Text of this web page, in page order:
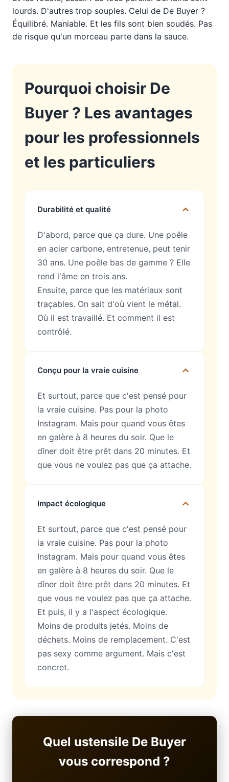
lourds. D'autres trop souples. Celui de De Buyer ?
Équilibré. Maniable. Et les fils sont bien soudés. Pas
de risque qu'un morceau parte dans la sauce.
Pourquoi choisir De
Buyer ? Les avantages
pour les professionnels
et les particuliers
Durabilité et qualité
D'abord, parce que ça dure. Une poêle
en acier carbone, entretenue, peut tenir
30 ans. Une poêle bas de gamme ? Elle
rend l'âme en trois ans.
Ensuite, parce que les matériaux sont
traçables. On sait d'où vient le métal.
Où il est travaillé. Et comment il est
contrôlé.
Conçu pour la vraie cuisine
Et surtout, parce que c'est pensé pour
la vraie cuisine. Pas pour la photo
Instagram. Mais pour quand vous êtes
en galère à 8 heures du soir. Que le
dîner doit être prêt dans 20 minutes. Et
que vous ne voulez pas que ça attache.
Impact écologique
Et surtout, parce que c'est pensé pour
la vraie cuisine. Pas pour la photo
Instagram. Mais pour quand vous êtes
en galère à 8 heures du soir. Que le
dîner doit être prêt dans 20 minutes. Et
que vous ne voulez pas que ça attache.
Et puis, il y a l'aspect écologique.
Moins de produits jetés. Moins de
déchets. Moins de remplacement. C'est
pas sexy comme argument. Mais c'est
concret.
Quel ustensile De Buyer
vous correspond ?